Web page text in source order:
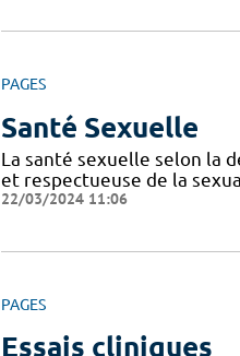
PAGES
Santé Sexuelle
La santé sexuelle selon la
et respectueuse de la
22/03/2024 11:06
PAGES
Essais cliniques